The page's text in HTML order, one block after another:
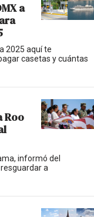
a
2025 aquí te
casetas y cuántas
Roo
informó del
a